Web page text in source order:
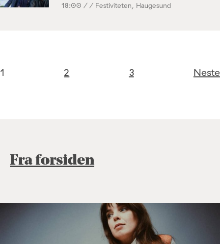
18:00 / / Festiviteten, Haugesund
1 2 3 Neste
Fra forsiden